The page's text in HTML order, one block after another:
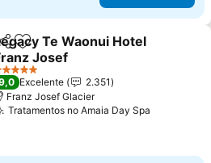
Adicionar aos favoritos
Te Waonui Hotel
Josef
Estrelas
Excelente
2.351
Franz Josef Glacier
Tratamentos no Amaia Day Spa